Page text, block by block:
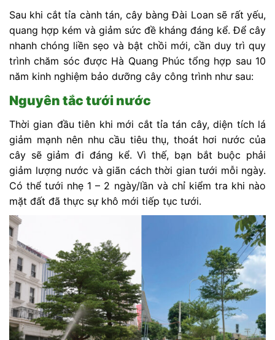
Sau khi cắt tỉa cành tán, cây bàng Đài Loan sẽ rất yếu,
quang hợp kém và giảm sức đề kháng đáng kể. Để cây
nhanh chóng liền sẹo và bật chồi mới, cần duy trì quy
trình chăm sóc được Hà Quang Phúc tổng hợp sau 10
năm kinh nghiệm bảo dưỡng cây công trình như sau:
Nguyên tắc tưới nước
Thời gian đầu tiên khi mới cắt tỉa tán cây, diện tích lá
giảm mạnh nên nhu cầu tiêu thụ, thoát hơi nước của
cây sẽ giảm đi đáng kể. Vì thế, bạn bắt buộc phải
giảm lượng nước và giãn cách thời gian tưới mỗi ngày.
Có thể tưới nhẹ 1 – 2 ngày/lần và chỉ kiểm tra khi nào
mặt đất đã thực sự khô mới tiếp tục tưới.